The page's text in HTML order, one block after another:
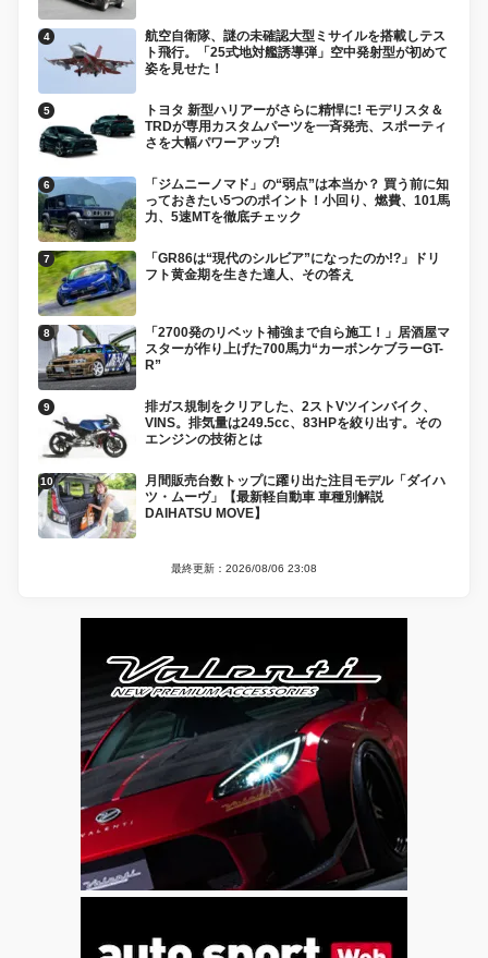
航空自衛隊、謎の未確認大型ミサイルを搭載しテス
ト飛行。「25式地対艦誘導弾」空中発射型が初めて
姿を見せた！
トヨタ 新型ハリアーがさらに精悍に! モデリスタ＆
TRDが専用カスタムパーツを一斉発売、スポーティ
さを大幅パワーアップ!
「ジムニーノマド」の“弱点”は本当か？ 買う前に知
っておきたい5つのポイント！小回り、燃費、101馬
力、5速MTを徹底チェック
「GR86は“現代のシルビア”になったのか!?」ドリ
フト黄金期を生きた達人、その答え
「2700発のリベット補強まで自ら施工！」居酒屋マ
スターが作り上げた700馬力“カーボンケブラーGT-
R”
排ガス規制をクリアした、2ストVツインバイク、
VINS。排気量は249.5cc、83HPを絞り出す。その
エンジンの技術とは
月間販売台数トップに躍り出た注目モデル「ダイハ
ツ・ムーヴ」【最新軽自動車 車種別解説
DAIHATSU MOVE】
最終更新：2026/08/06 23:08